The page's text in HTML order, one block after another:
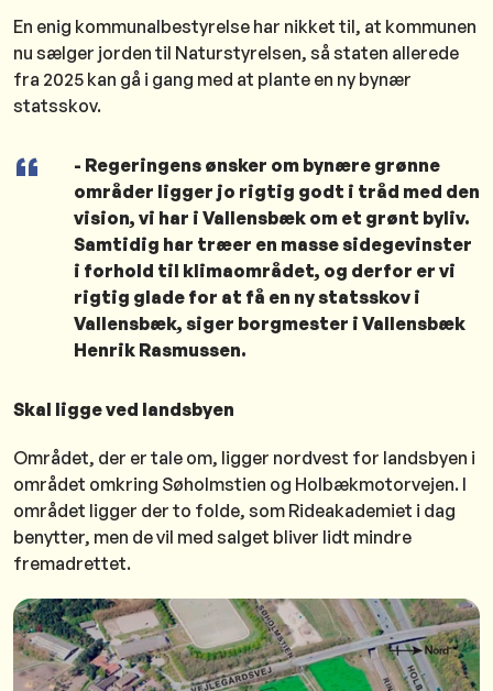
En enig kommunalbestyrelse har nikket til, at kommunen
nu sælger jorden til Naturstyrelsen, så staten allerede
fra 2025 kan gå i gang med at plante en ny bynær
statsskov.
- Regeringens ønsker om bynære grønne
områder ligger jo rigtig godt i tråd med den
vision, vi har i Vallensbæk om et grønt byliv.
Samtidig har træer en masse sidegevinster
i forhold til klimaområdet, og derfor er vi
rigtig glade for at få en ny statsskov i
Vallensbæk, siger borgmester i Vallensbæk
Henrik Rasmussen.
Skal ligge ved landsbyen
Området, der er tale om, ligger nordvest for landsbyen i
området omkring Søholmstien og Holbækmotorvejen. I
området ligger der to folde, som Rideakademiet i dag
benytter, men de vil med salget bliver lidt mindre
fremadrettet.